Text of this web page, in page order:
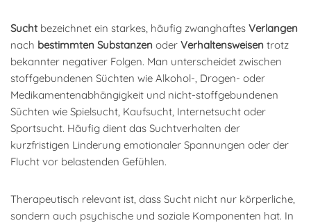
Suchtbezeichnet ein starkes, häufig zwanghaftes Verlangen
nach bestimmten Substanzen oder Verhaltensweisen trotz
bekannter negativer Folgen. Man unterscheidet zwischen
stoffgebundenen Süchten wie Alkohol-, Drogen- oder
Medikamentenabhängigkeit und nicht-stoffgebundenen
Süchten wie Spielsucht, Kaufsucht, Internetsucht oder
Sportsucht. Häufig dient das Suchtverhalten der
kurzfristigen Linderung emotionaler Spannungen oder der
Flucht vor belastenden Gefühlen.
Therapeutisch relevant ist, dass Sucht nicht nur körperliche,
sondern auch psychische und soziale Komponenten hat. In